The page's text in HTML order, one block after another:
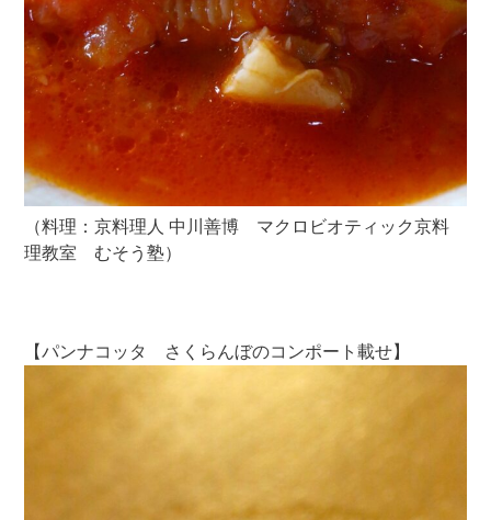
（料理：京料理人 中川善博 マクロビオティック京料
理教室 むそう塾）
【パンナコッタ さくらんぼのコンポート載せ】